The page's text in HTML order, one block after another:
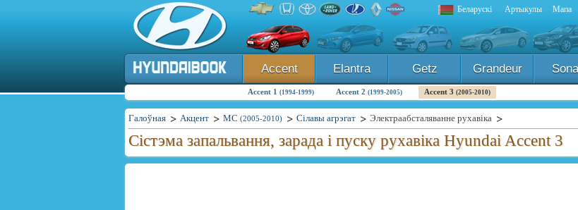
Беларускі Артыкулы Мапа
Accent Elantra Getz Grandeur
Accent 1 (1994-1999) Accent 2 (1999-2005) Accent 3 (2005-2010)
Галоўная Акцент MC (2005-2010) Сілавы агрэгат Электраабсталяванне рухавіка
Сістэма запальвання, зарада і пуску рухавіка Hyundai Accent 3